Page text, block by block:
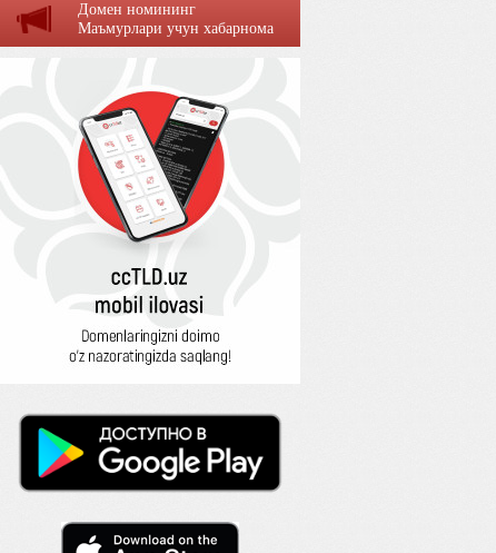
Домен номининг
Маъмурлaри учун хaбaрномa